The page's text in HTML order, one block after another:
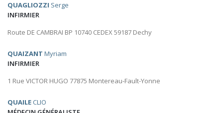
QUAGLIOZZI Serge
INFIRMIER
Route DE CAMBRAI BP 10740 CEDEX 59187 Dechy
QUAIZANT Myriam
INFIRMIER
1 Rue VICTOR HUGO 77875 Montereau-Fault-Yonne
QUAILE CLIO